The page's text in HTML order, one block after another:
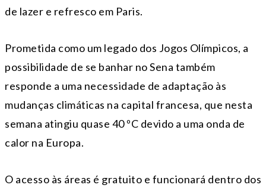
de lazer e refresco em Paris.
Prometida como um legado dos Jogos Olímpicos, a
possibilidade de se banhar no Sena também
responde a uma necessidade de adaptação às
mudanças climáticas na capital francesa, que nesta
semana atingiu quase 40 ºC devido a uma onda de
calor na Europa.
O acesso às áreas é gratuito e funcionará dentro dos